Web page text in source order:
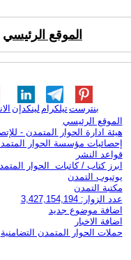
الموقع الرئيسي
لينكدإن تيلكرامبنترست
الموقع الرئيسي
هيئة ادارة الحوار المتمدن -
إحصائيات مؤسسة الحوار
قواعد النشر
ابرز كتاب / كاتبات الحوار
يوتيوب التمدن
مكتبة التمدن
عدد الزوار: 3,427,154,194
اضافة موضوع جديد
اضافة الاخبار
حملات الحوار المتمدن التضامنية